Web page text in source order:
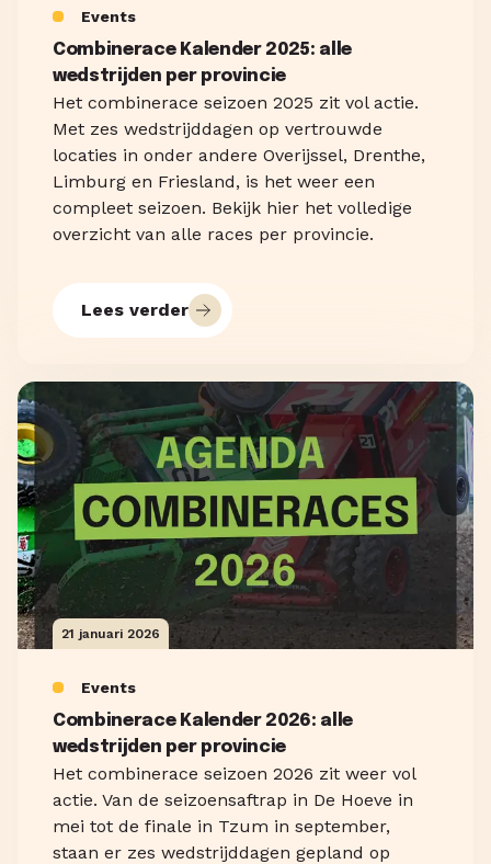
Events
Combinerace Kalender 2025: alle
wedstrijden per provincie
Het combinerace seizoen 2025 zit vol actie.
Met zes wedstrijddagen op vertrouwde
locaties in onder andere Overijssel, Drenthe,
Limburg en Friesland, is het weer een
compleet seizoen. Bekijk hier het volledige
overzicht van alle races per provincie.
Lees verder
21 januari 2026
Events
Combinerace Kalender 2026: alle
wedstrijden per provincie
Het combinerace seizoen 2026 zit weer vol
actie. Van de seizoensaftrap in De Hoeve in
mei tot de finale in Tzum in september,
staan er zes wedstrijddagen gepland op